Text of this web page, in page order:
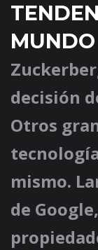
decisión
Otros
mismo.
de